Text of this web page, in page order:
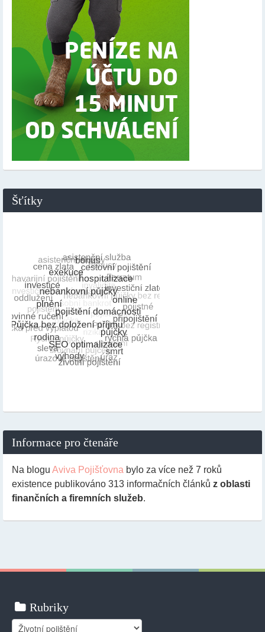
Šťítky
Informace pro čtenáře
Na blogu Aviva Pojišťovna bylo za více než 7 roků
existence publikováno 313 informačních článků z oblasti
finančních a firemních služeb.
Rubriky
Rubriky